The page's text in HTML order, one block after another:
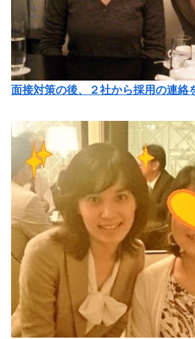
面接対策の後、２社から採用の連絡